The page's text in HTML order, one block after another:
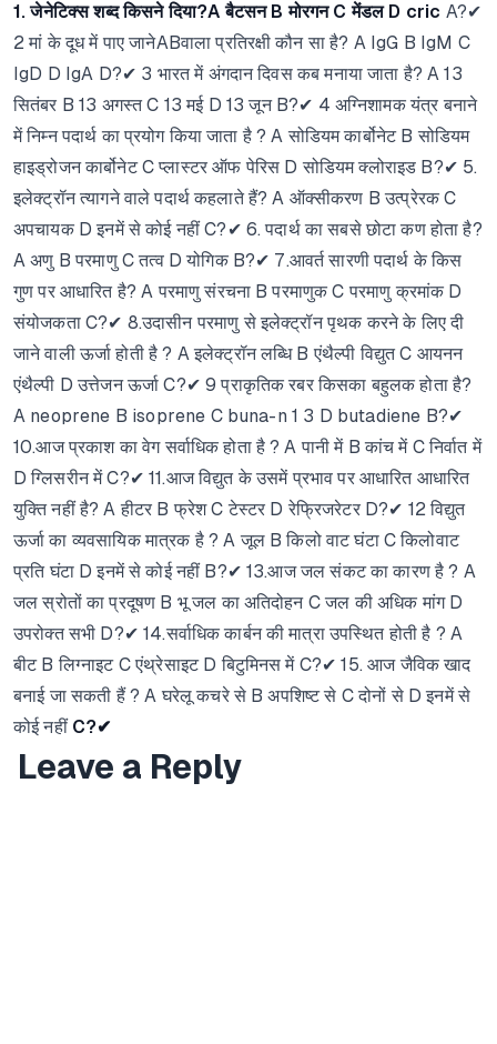
1. जेनेटिक्स शब्द किसने दिया?A बैटसन B मोरगन C मेंडल D cric A?✔
2 मां के दूध में पाए जानेABवाला प्रतिरक्षी कौन सा है? A IgG B IgM C
IgD D IgA D?✔ 3 भारत में अंगदान दिवस कब मनाया जाता है? A 13
सितंबर B 13 अगस्त C 13 मई D 13 जून B?✔ 4 अग्निशामक यंत्र बनाने
में निम्न पदार्थ का प्रयोग किया जाता है ? A सोडियम कार्बोनेट B सोडियम
हाइड्रोजन कार्बोनेट C प्लास्टर ऑफ पेरिस D सोडियम क्लोराइड B?✔ 5.
इलेक्ट्रॉन त्यागने वाले पदार्थ कहलाते हैं? A ऑक्सीकरण B उत्प्रेरक C
अपचायक D इनमें से कोई नहीं C?✔ 6. पदार्थ का सबसे छोटा कण होता है?
A अणु B परमाणु C तत्व D योगिक B?✔ 7.आवर्त सारणी पदार्थ के किस
गुण पर आधारित है? A परमाणु संरचना B परमाणुक C परमाणु क्रमांक D
संयोजकता C?✔ 8.उदासीन परमाणु से इलेक्ट्रॉन पृथक करने के लिए दी
जाने वाली ऊर्जा होती है ? A इलेक्ट्रॉन लब्धि B एंथैल्पी विद्युत C आयनन
एंथैल्पी D उत्तेजन ऊर्जा C?✔ 9 प्राकृतिक रबर किसका बहुलक होता है?
A neoprene B isoprene C buna-n 1 3 D butadiene B?✔
10.आज प्रकाश का वेग सर्वाधिक होता है ? A पानी में B कांच में C निर्वात में
D ग्लिसरीन में C?✔ 11.आज विद्युत के उसमें प्रभाव पर आधारित आधारित
युक्ति नहीं है? A हीटर B फ्रेश C टेस्टर D रेफ्रिजरेटर D?✔ 12 विद्युत
ऊर्जा का व्यवसायिक मात्रक है ? A जूल B किलो वाट घंटा C किलोवाट
प्रति घंटा D इनमें से कोई नहीं B?✔ 13.आज जल संकट का कारण है ? A
जल स्रोतों का प्रदूषण B भू जल का अतिदोहन C जल की अधिक मांग D
उपरोक्त सभी D?✔ 14.सर्वाधिक कार्बन की मात्रा उपस्थित होती है ? A
बीट B लिग्नाइट C एंथ्रेसाइट D बिटुमिनस में C?✔ 15. आज जैविक खाद
बनाई जा सकती हैं ? A घरेलू कचरे से B अपशिष्ट से C दोनों से D इनमें से
कोई नहीं ​C?✔
Leave a Reply